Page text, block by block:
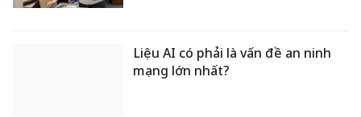
Liệu AI có phải là vấn đề an ninh
mạng lớn nhất?